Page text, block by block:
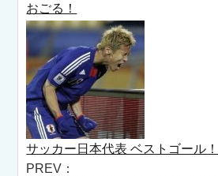
おごる！
サッカー日本代表 ベストゴール！
PREV：